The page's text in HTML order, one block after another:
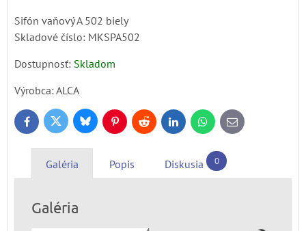
Sifón vaňový A 502 biely
Skladové číslo: MKSPA502
Dostupnosť: Skladom
Výrobca:ALCA
FacebookTwitter BlueskyPinterestReddit LinkedInWhatsApp
E-
mail
Galéria Popis Diskusia 0
Galéria